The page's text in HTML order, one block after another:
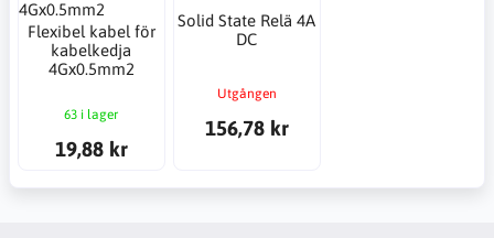
Flexibel kabel för
kabelkedja
4Gx0.5mm2
63 i lager
19,88 kr
Solid State Relä 4A
DC
Utgången
156,78 kr